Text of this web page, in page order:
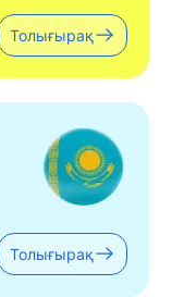
Толығырақ
Толығырақ